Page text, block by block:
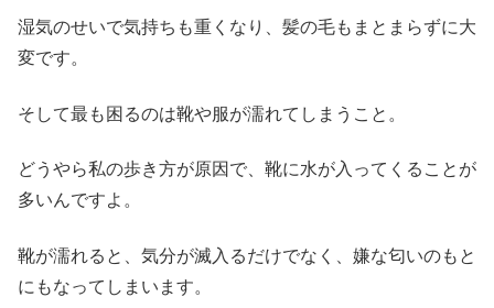
湿気のせいで気持ちも重くなり、髪の毛もまとまらずに大
変です。
そして最も困るのは靴や服が濡れてしまうこと。
どうやら私の歩き方が原因で、靴に水が入ってくることが
多いんですよ。
靴が濡れると、気分が滅入るだけでなく、嫌な匂いのもと
にもなってしまいます。